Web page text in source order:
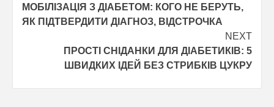
navigation
МОБІЛІЗАЦІЯ З ДІАБЕТОМ: КОГО НЕ БЕРУТЬ,
ЯК ПІДТВЕРДИТИ ДІАГНОЗ, ВІДСТРОЧКА
NEXT
ПРОСТІ СНІДАНКИ ДЛЯ ДІАБЕТИКІВ: 5
ШВИДКИХ ІДЕЙ БЕЗ СТРИБКІВ ЦУКРУ